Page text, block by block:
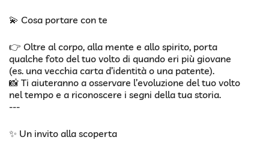
💫 Cosa portare con te
👉 Oltre al corpo, alla mente e allo spirito, porta
qualche foto del tuo volto di quando eri più giovane
(es. una vecchia carta d’identità o una patente).
📸 Ti aiuteranno a osservare l’evoluzione del tuo volto
nel tempo e a riconoscere i segni della tua storia.
---
✨ Un invito alla scoperta